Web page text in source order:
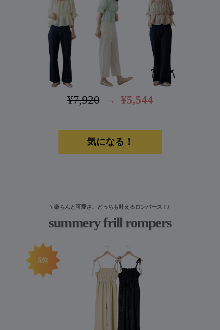
¥7,920 → ¥5,544
気になる！
\ 楽ちんと可愛さ、どっちも叶えるロンパース！/
summery frill rompers